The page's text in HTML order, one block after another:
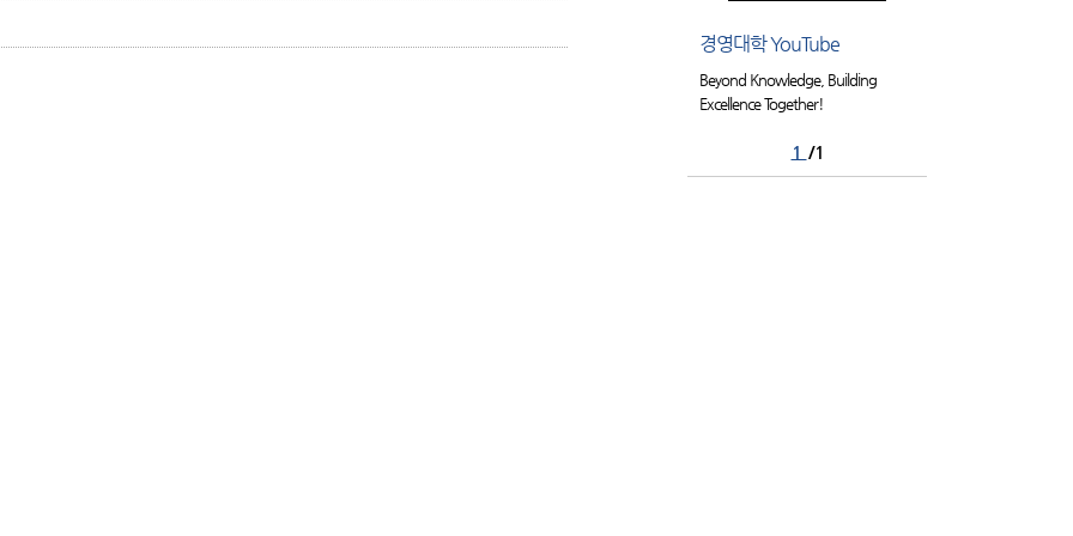
경영대학 YouTube
Beyond Knowledge, Building
Excellence Together!
1 /1